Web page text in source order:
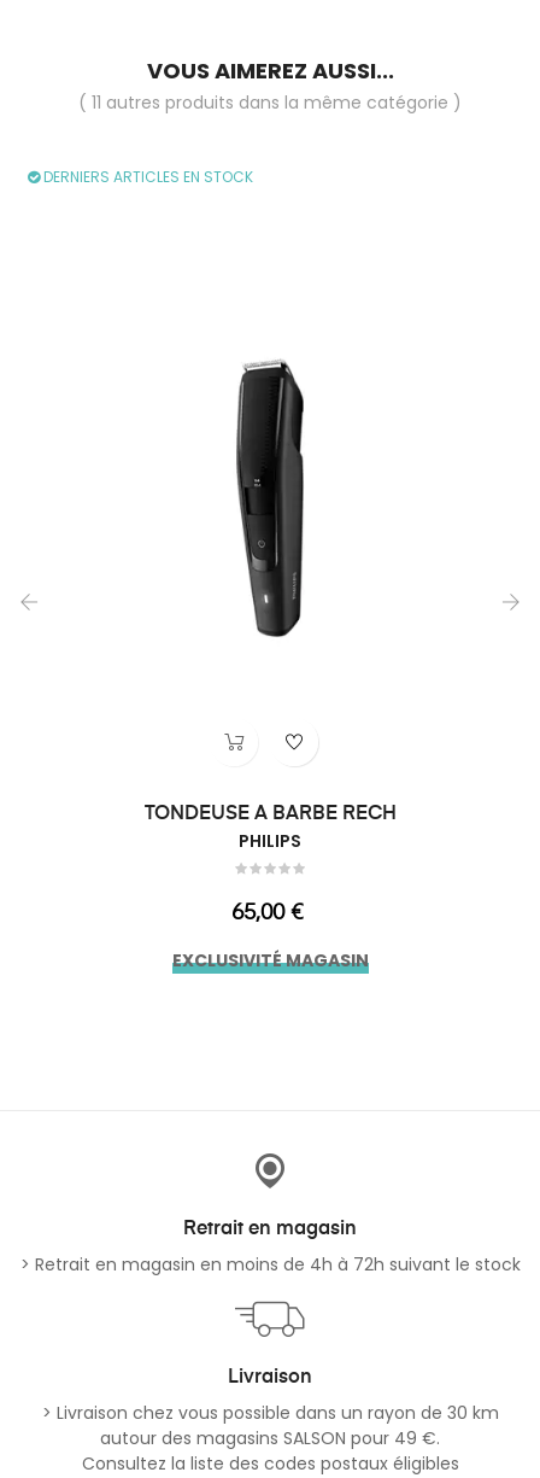
VOUS AIMEREZ AUSSI...
( 11 autres produits dans la même catégorie )
DERNIERS ARTICLES EN STOCK
TONDEUSE A BARBE RECH
PHILIPS
Prix
65,00 €
EXCLUSIVITÉ MAGASIN
Retrait en magasin
> Retrait en magasin en moins de 4h à 72h suivant le stock
Livraison
> Livraison chez vous possible dans un rayon de 30 km
autour des magasins SALSON pour 49 €.
Consultez la liste des codes postaux éligibles